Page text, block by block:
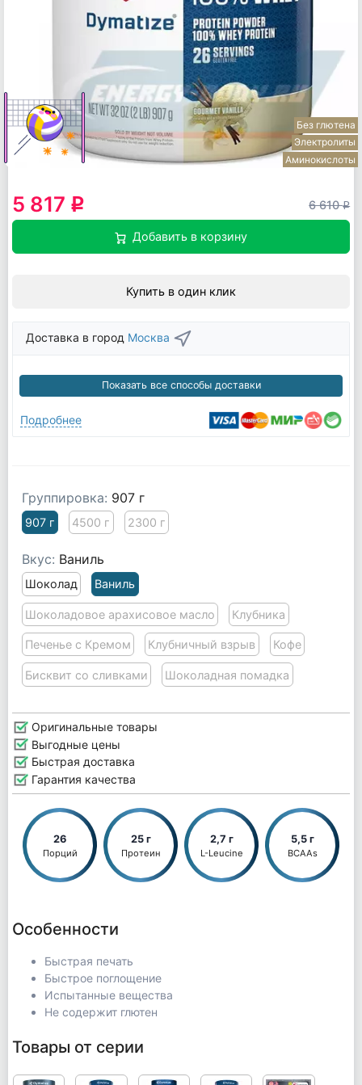
Без глютена
Электролиты
Аминокислоты
5 817 q 6 610q
Добавить в корзину
Купить в один клик
Доставка в город Москва
Показать все способы доставки
Подробнее
Группировка: 907 г
907 г 4500 г 2300 г
Вкус: Ваниль
Шоколад Ваниль
Шоколадовое арахисовое масло Клубника
Печенье с Кремом Клубничный взрыв Кофе
Бисквит со сливками Шоколадная помадка
Оригинальные товары
Выгодные цены
Быстрая доставка
Гарантия качества
26
Порций
25 г
Протеин
2,7 г
L-Leucine
5,5 г
BCAAs
Особенности
Быстрая печать
Быстрое поглощение
Испытанные вещества
Не содержит глютен
Товары от серии